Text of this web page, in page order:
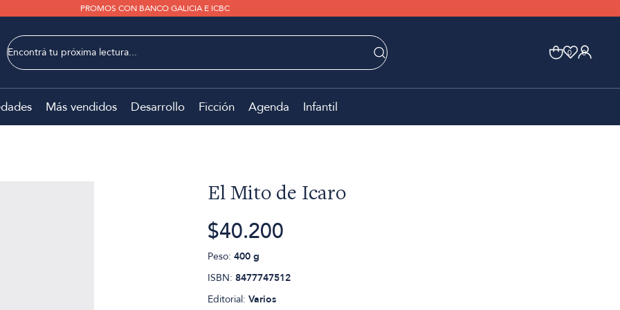
PROMOS CON BANCO GALICIA E ICBC
0 0
Más vendidos Desarrollo Ficción Agenda Infantil
El Mito de Icaro
$40.200
Peso: 400 g
ISBN: 8477747512
Editorial: Varios